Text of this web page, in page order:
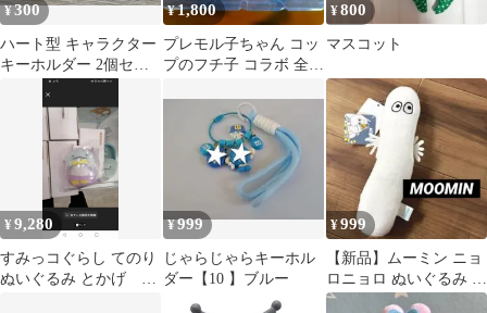
¥300
ハート型 キャラクター
キーホルダー 2個セッ
¥1,800
プレモル子ちゃん コッ
プのフチ子 コラボ 全3
¥800
マスコット
¥9,280
すみっコぐらし てのり
ぬいぐるみ とかげ 限
¥999
じゃらじゃらキーホル
ダー【10 】ブルー
¥999
【新品】ムーミン ニョ
ロニョロ ぬいぐるみ マ
スコット ボールチェー